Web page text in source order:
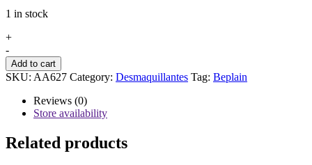
1 in stock
Beplain
-
Mung
Bean
quantity
+
-
Add to cart
SKU: AA627 Category: Desmaquillantes Tag: Beplain
Reviews (0)
Store availability
Related products